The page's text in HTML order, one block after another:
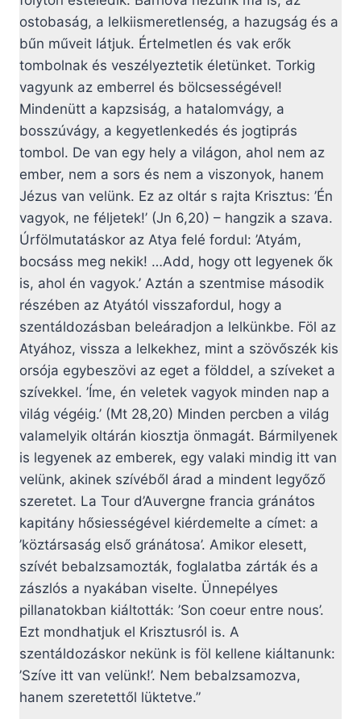
ostobaság, a lelkiismeretlenség, a hazugság és a
bűn műveit látjuk. Értelmetlen és vak erők
tombolnak és veszélyeztetik életünket. Torkig
vagyunk az emberrel és bölcsességével!
Mindenütt a kapzsiság, a hatalomvágy, a
bosszúvágy, a kegyetlenkedés és jogtiprás
tombol. De van egy hely a világon, ahol nem az
ember, nem a sors és nem a viszonyok, hanem
Jézus van velünk. Ez az oltár s rajta Krisztus: ’Én
vagyok, ne féljetek!’ (Jn 6,20) – hangzik a szava.
Úrfölmutatáskor az Atya felé fordul: ’Atyám,
bocsáss meg nekik! …Add, hogy ott legyenek ők
is, ahol én vagyok.’ Aztán a szentmise második
részében az Atyától visszafordul, hogy a
szentáldozásban beleáradjon a lelkünkbe. Föl az
Atyához, vissza a lelkekhez, mint a szövőszék kis
orsója egybeszövi az eget a földdel, a szíveket a
szívekkel. ’Íme, én veletek vagyok minden nap a
világ végéig.’ (Mt 28,20) Minden percben a világ
valamelyik oltárán kiosztja önmagát. Bármilyenek
is legyenek az emberek, egy valaki mindig itt van
velünk, akinek szívéből árad a mindent legyőző
szeretet. La Tour d’Auvergne francia gránátos
kapitány hősiességével kiérdemelte a címet: a
’köztársaság első gránátosa’. Amikor elesett,
szívét bebalzsamozták, foglalatba zárták és a
zászlós a nyakában viselte. Ünnepélyes
pillanatokban kiáltották: ’Son coeur entre nous’.
Ezt mondhatjuk el Krisztusról is. A
szentáldozáskor nekünk is föl kellene kiáltanunk:
’Szíve itt van velünk!’. Nem bebalzsamozva,
hanem szeretettől lüktetve.”